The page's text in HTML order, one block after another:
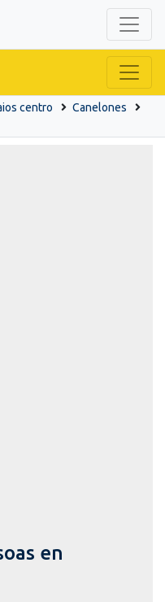
centro
Canelones
en